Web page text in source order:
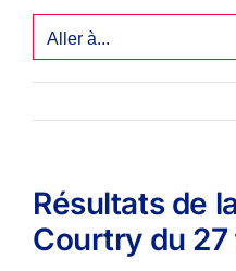
Aller à...
Résultats de
Courtry du